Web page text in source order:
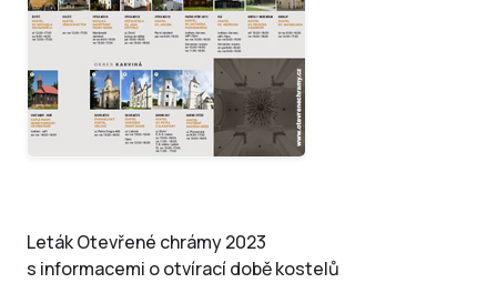
Leták Otevřené chrámy 2023
s informacemi o otvírací době kostelů